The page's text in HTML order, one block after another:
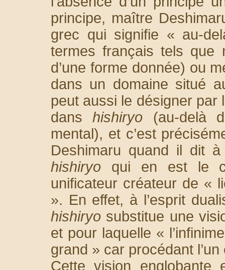
principe, maître
grec qui signifie « au-
termes français tels que
d’une forme donnée) ou
dans un domaine situé
peut aussi le désigner
danshishiryo (au-delà
mental), et c’est
Deshimaru quand il dit
hishiryo qui en est le
unificateur créateur de «
». En effet, à l’esprit
hishiryo substitue une
et pour laquelle «
grand » car procédant l’un
Cette vision